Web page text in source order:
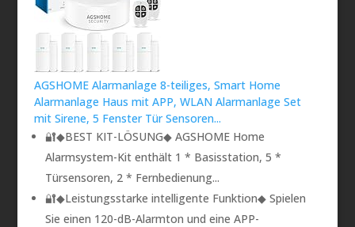
AGSHOME Alarmanlage 8-teiliges, Smart Home
Alarmanlage Haus mit APP, WLAN Alarmanlage Set
mit Sirene, 5 Fenster Tür Sensoren...
🔐◆BEST KIT-LÖSUNG◆ AGSHOME Home
Alarmsystem-Kit enthält 1 * Basisstation, 5 *
Türsensoren, 2 * Fernbedienung...
🔐◆Leistungsstarke intelligente Funktion◆ Spielen
Sie einen 120-dB-Alarmton und eine APP-